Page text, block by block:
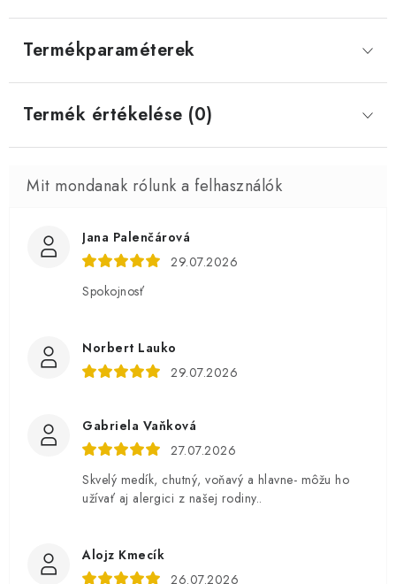
Termékparaméterek
Termék értékelése (0)
Jana Palenčárová
29.07.2026
Spokojnosť
Norbert Lauko
29.07.2026
Gabriela Vaňková
27.07.2026
Skvelý medík, chutný, voňavý a hlavne- môžu ho
užívať aj alergici z našej rodiny..
Alojz Kmecík
26.07.2026